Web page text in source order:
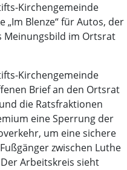
Kirchengemeinde
Blenze“ für Autos, der
Meinungsbild im Ortsrat
Kirchengemeinde
Brief an den Ortsrat
die Ratsfraktionen
eine Sperrung der
um eine sichere
zwischen Luthe
Arbeitskreis sieht